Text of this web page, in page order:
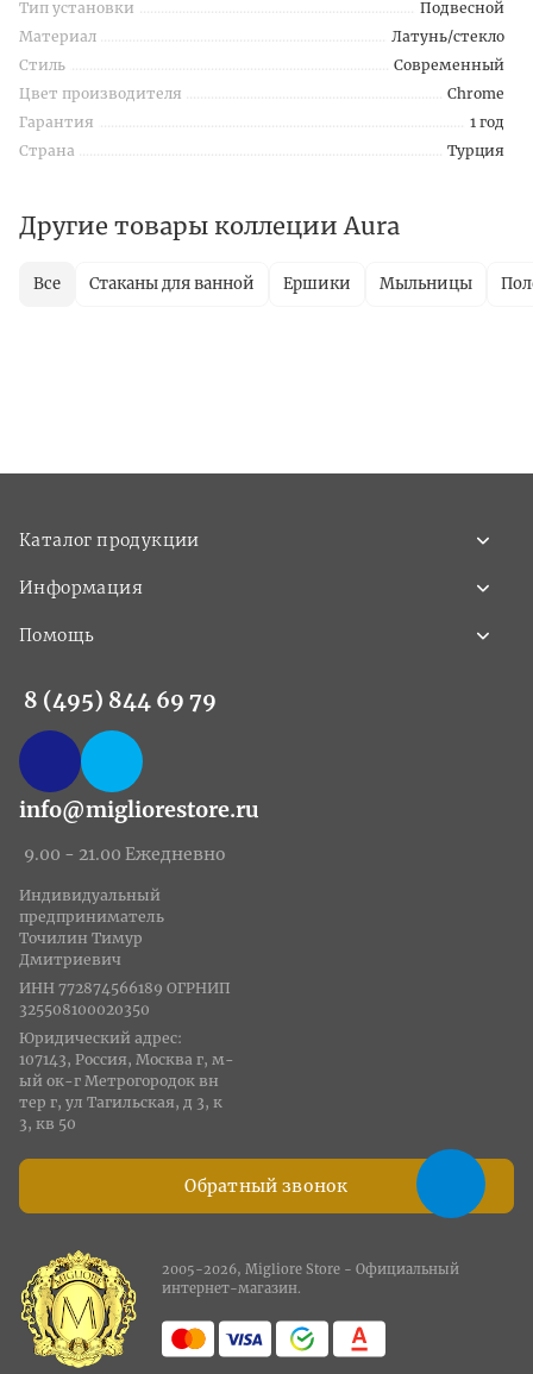
Тип установки
Подвесной
Материал
Латунь/стекло
Стиль
Современный
Цвет производителя
Chrome
Гарантия
1 год
Страна
Турция
Другие товары коллеции Aura
Все Стаканы для ванной Ершики Мыльницы
Каталог продукции
Информация
Помощь
8 (495) 844 69 79
info@migliorestore.ru
9.00 - 21.00 Ежедневно
Обратный звонок
Индивидуальный
предприниматель
Точилин Тимур
Дмитриевич
ИНН 772874566189 ОГРНИП
325508100020350
Юридический адрес:
107143, Россия, Москва г, м-
ый ок-г Метрогородок вн
тер г, ул Тагильская, д 3, к
3, кв 50
2005-2026, Migliore Store - Официальный
интернет-магазин.